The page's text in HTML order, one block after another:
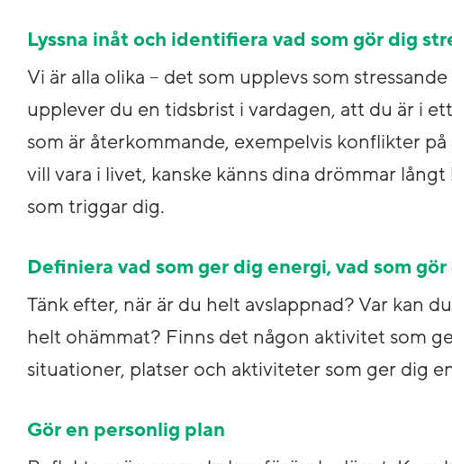
Lyssna inåt och identifiera vad som gör dig
Vi är alla olika – det som upplevs som
upplever du en tidsbrist i vardagen, att du är i
som är återkommande, exempelvis konflikter
vill vara i livet, kanske känns dina drömmar
som triggar dig.
Definiera vad som ger dig energi, vad som
Tänk efter, när är du helt avslappnad? Var kan
helt ohämmat? Finns det någon aktivitet som
situationer, platser och aktiviteter som ger dig
Gör en personlig plan